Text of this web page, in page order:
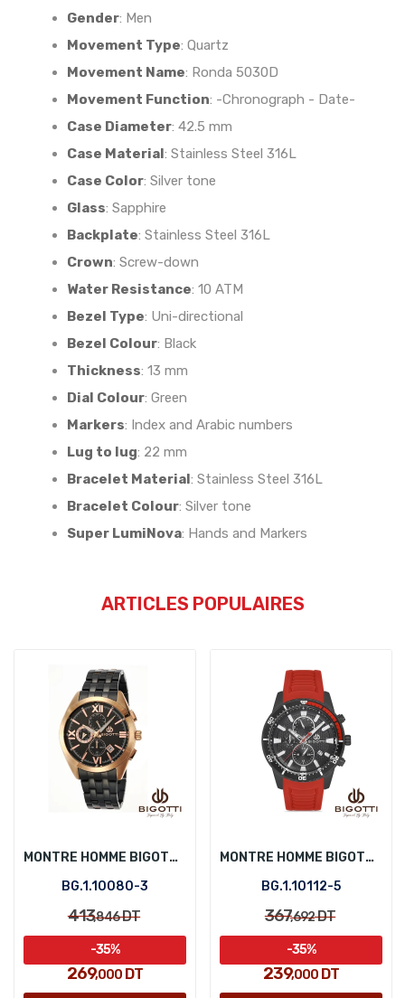
Gender: Men
Movement Type: Quartz
Movement Name: Ronda 5030D
Movement Function: -Chronograph - Date-
Case Diameter: 42.5 mm
Case Material: Stainless Steel 316L
Case Color: Silver tone
Glass: Sapphire
Backplate: Stainless Steel 316L
Crown: Screw-down
Water Resistance: 10 ATM
Bezel Type: Uni-directional
Bezel Colour: Black
Thickness: 13 mm
Dial Colour: Green
Markers: Index and Arabic numbers
Lug to lug: 22 mm
Bracelet Material: Stainless Steel 316L
Bracelet Colour: Silver tone
Super LumiNova: Hands and Markers
ARTICLES POPULAIRES
MONTRE HOMME BIGOTTI BG.1.10080-3
BG.1.10080-3
413,846DT
269,000 DT
-35%
MONTRE HOMME BIGOTTI BG.1.10112-5
BG.1.10112-5
367,692DT
239,000 DT
-35%